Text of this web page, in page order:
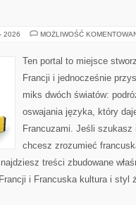
2026 MOŻLIWOŚĆ
Ten portal to miejsce
Francji i jednocześnie
miks dwóch światów:
oswajania języka, który
Francuzami. Jeśli
chcesz zrozumieć
treści zbudowane
i Francuska kultura i styl